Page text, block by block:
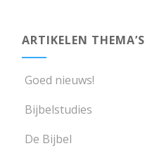
ARTIKELEN THEMA’S
Goed nieuws!
Bijbelstudies
De Bijbel